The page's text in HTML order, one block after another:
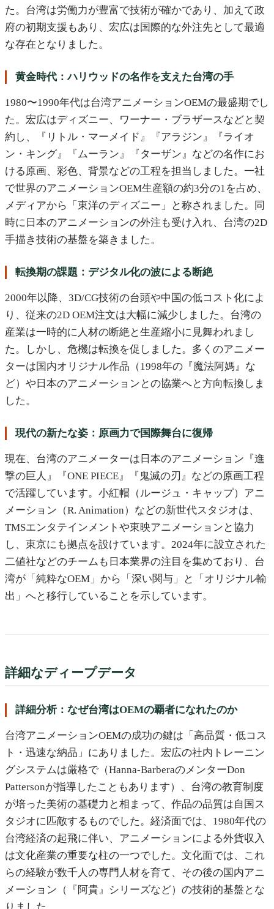
た。台湾は労働力が豊富で技術が確かであり、加えて政
府の初期支援もあり、宏広は国際的な外注先として最適
な存在となりました。
黄金時代：ハリウッドの名作を支えた台湾の手
1980〜1990年代は台湾アニメーションOEMの最盛期でし
た。宏広はディズニー、ワーナー・ブラザースなどと契
約し、『リトル・マーメイド』『アラジン』『ライオ
ン・キング』『ムーラン』『ターザン』などの名作にお
ける原画、彩色、背景などの工程を担当しました。一社
で世界のアニメーションOEM生産額の約3分の1を占め、
メディアから「東洋のディズニー」と称されました。同
時に日本のアニメーションの外注も受け入れ、台湾の2D
手描き技術の基盤を築きました。
転換期の課題：デジタル化の波による断絶
2000年以降、3D/CG技術の台頭や中国の低コスト化によ
り、従来の2D OEM注文は大幅に減少しました。台湾の
産業は一時的に人材の断絶と生産縮小に見舞われまし
た。しかし、危機は転換を促しました。多くのアニメー
ターは国内オリジナル作品（1998年の『魔法阿媽』な
ど）や日本のアニメーションとの協業へと方向転換しま
した。
現代の新たな姿：原画力で国際舞台に復帰
現在、台湾のアニメーターは日本のアニメーション『進
撃の巨人』『ONE PIECE』『鬼滅の刃』などの原画工程
で活躍しています。小紅帽（ルージュ・キャップ）アニ
メーション（R. Animation）などの新世代スタジオは、
TMSエンタテインメントや東映アニメーションと協力
し、東京にも拠点を設けています。2024年に設立された
二値社などのチームも日本業界の注目を集めており、台
湾が「純粋なOEM」から「深い関与」と「オリジナル輸
出」へと移行していることを示しています。
詳細なディープデータ
詳細分析：なぜ台湾はOEMの覇者になれたのか
台湾アニメーションOEMの成功の鍵は「高品質・低コス
ト・迅速な納品」にありました。宏広の社内トレーニン
グシステムは厳格で（Hanna-BarberaのメンターDon
Pattersonが指導したこともあります）、台湾の教育制度
が培った美術の基礎力と相まって、作品の品質は自国ス
タジオに匹敵するものでした。経済面では、1980年代の
台湾経済の起飛に伴い、アニメーションによる外貨収入
は文化産業の重要な柱の一つでした。文化面では、これ
らの経験が数千人の専門人材を育て、その後の国内アニ
メーション（『阿貴』シリーズなど）の技術的基盤とな